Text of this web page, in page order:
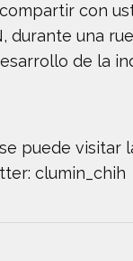
con
durante una
de la
puede visitar
clumin_chih